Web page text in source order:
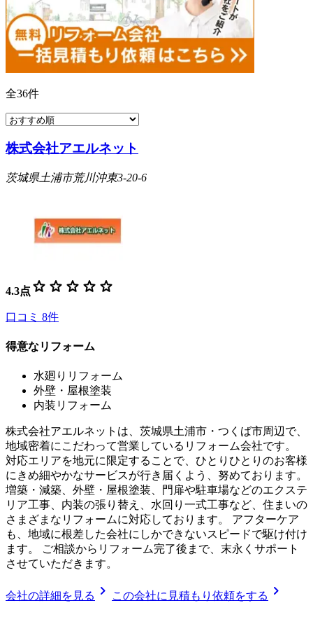
全36件
株式会社アエルネット
茨城県土浦市荒川沖東3-20-6
4.3点 star star star star star
口コミ 8件
得意なリフォーム
水廻りリフォーム
外壁・屋根塗装
内装リフォーム
株式会社アエルネットは、茨城県土浦市・つくば市周辺で、
地域密着にこだわって営業しているリフォーム会社です。
対応エリアを地元に限定することで、ひとりひとりのお客様
にきめ細やかなサービスが行き届くよう、努めております。
増築・減築、外壁・屋根塗装、門扉や駐車場などのエクステ
リア工事、内装の張り替え、水回り一式工事など、住まいの
さまざまなリフォームに対応しております。 アフターケア
も、地域に根差した会社にしかできないスピードで駆け付け
ます。 ご相談からリフォーム完了後まで、末永くサポート
させていただきます。
会社の詳細を見る chevron_right この会社に見積もり依頼をする chevron_right